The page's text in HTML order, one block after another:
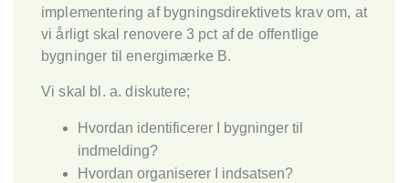
implementering af bygningsdirektivets krav om, at
vi årligt skal renovere 3 pct af de offentlige
bygninger til energimærke B.
Vi skal bl. a. diskutere;
Hvordan identificerer I bygninger til
indmelding?
Hvordan organiserer I indsatsen?